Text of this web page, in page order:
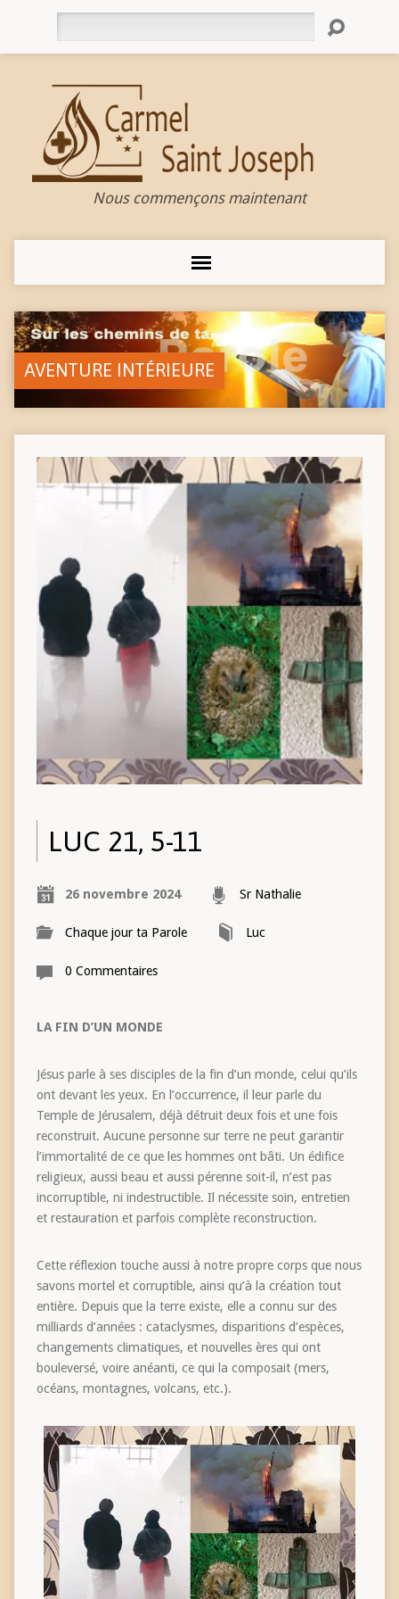
Nous commençons maintenant
AVENTURE INTÉRIEURE
LUC 21, 5-11
26 novembre 2024 Sr Nathalie
Chaque jour ta Parole Luc
0 Commentaires
LA FIN D’UN MONDE
Jésus parle à ses disciples de la fin d’un monde, celui qu’ils
ont devant les yeux. En l’occurrence, il leur parle du
Temple de Jérusalem, déjà détruit deux fois et une fois
reconstruit. Aucune personne sur terre ne peut garantir
l’immortalité de ce que les hommes ont bâti. Un édifice
religieux, aussi beau et aussi pérenne soit-il, n’est pas
incorruptible, ni indestructible. Il nécessite soin, entretien
et restauration et parfois complète reconstruction.
Cette réflexion touche aussi à notre propre corps que nous
savons mortel et corruptible, ainsi qu’à la création tout
entière. Depuis que la terre existe, elle a connu sur des
milliards d’années : cataclysmes, disparitions d’espèces,
changements climatiques, et nouvelles ères qui ont
bouleversé, voire anéanti, ce qui la composait (mers,
océans, montagnes, volcans, etc.).